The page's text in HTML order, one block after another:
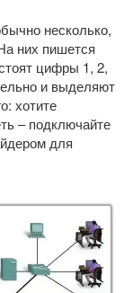
несколько,
них пишется
цифры 1, 2,
и выделяют
хотите
– подключайте
для